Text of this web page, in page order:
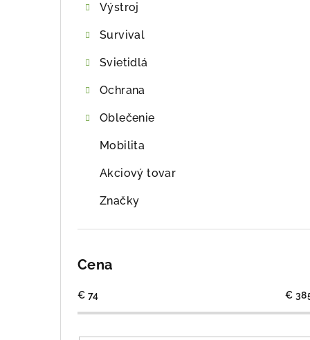
Výstroj
Survival
Svietidlá
Ochrana
Oblečenie
Mobilita
Akciový tovar
Značky
Cena
€ 74 €